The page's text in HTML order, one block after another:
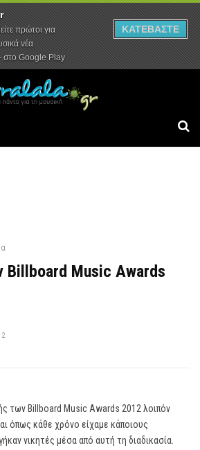
Συνεντεύξεις Ρεπορτάζ
Billboard Music Awards
των Billboard Music Awards 2012 λοιπόν
όπως κάθε χρόνο είχαμε κάποιους
νικητές μέσα από αυτή τη διαδικασία.
πρώτοι για
νέα
Google Play
ΚΑΤΕΒΑΣΤΕ